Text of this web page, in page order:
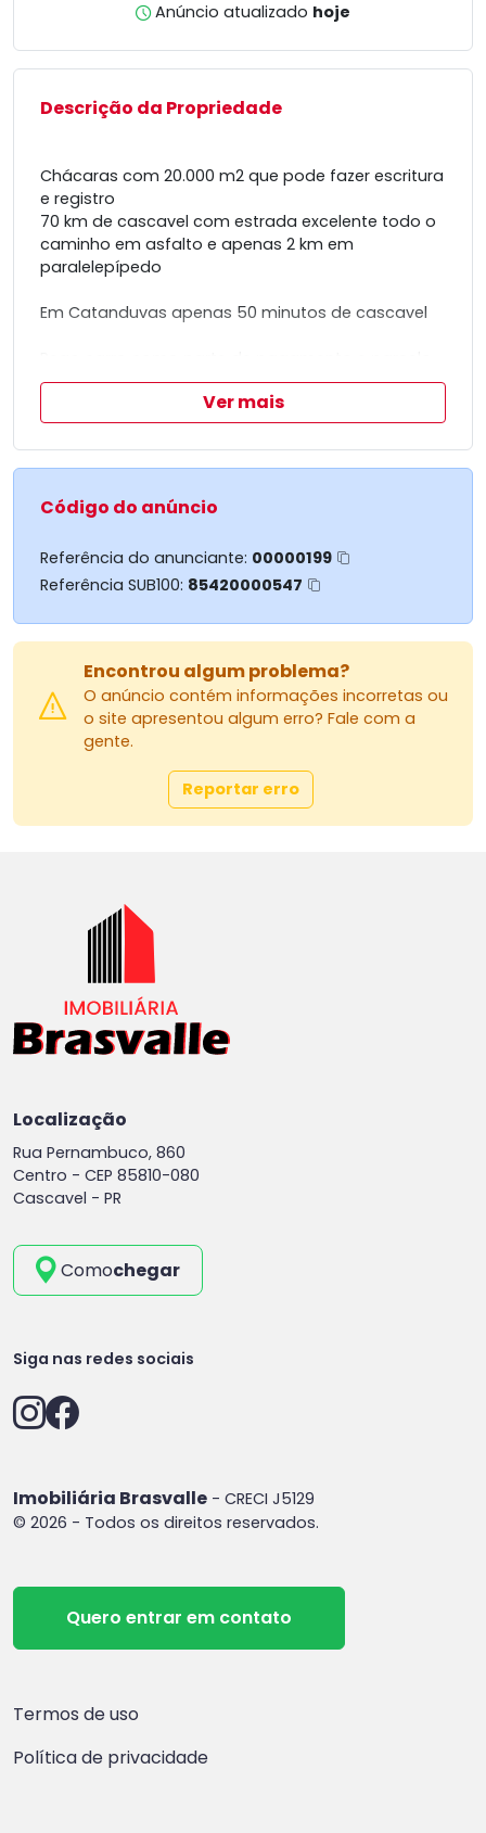
Anúncio atualizado hoje
Descrição da Propriedade
Chácaras com 20.000 m2 que pode fazer escritura
e registro
70 km de cascavel com estrada excelente todo o
caminho em asfalto e apenas 2 km em
paralelepípedo
Em Catanduvas apenas 50 minutos de cascavel
a diferença podendo também financiar
5 minutos da vila dos alemães
Onde se encontra supermercado posto de saúde
posto gasolina igreja etc
Ótimo lugar para aposentados
Ou para quem gosta de casa de campo
Ver mais
Código do anúncio
Referência do anunciante: 00000199
Referência SUB100: 85420000547
Encontrou algum problema?
O anúncio contém informações incorretas ou
o site apresentou algum erro? Fale com a
gente.
Reportar erro
Localização
Rua Pernambuco, 860
Centro - CEP 85810-080
Cascavel - PR
Comochegar
Siga nas redes sociais
Imobiliária Brasvalle - CRECI J5129
© 2026 - Todos os direitos reservados.
Quero entrar em contato
Termos de uso
Política de privacidade